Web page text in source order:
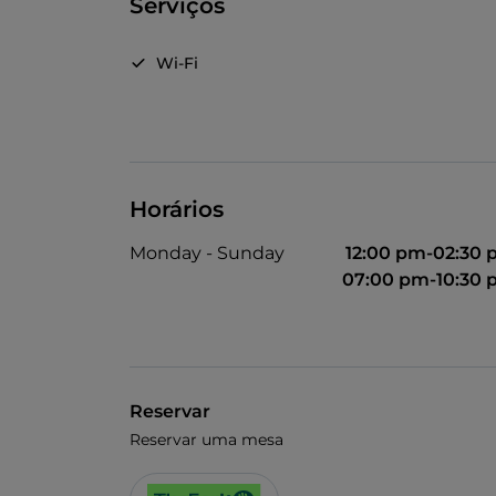
Serviços
Wi-Fi
Horários
Monday - Sunday
12:00 pm-02:30
07:00 pm-10:30
Reservar
Reservar uma mesa